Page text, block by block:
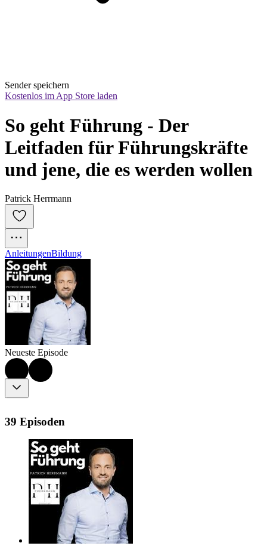
Sender speichern
Kostenlos im App Store laden
So geht Führung - Der
Leitfaden für Führungskräfte
und jene, die es werden wollen
Patrick Herrmann
AnleitungenBildung
Neueste Episode
39 Episoden